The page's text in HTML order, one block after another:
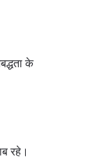
के
रहे।